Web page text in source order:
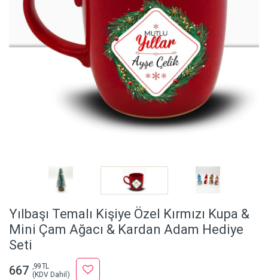
Yılbaşı Temalı Kişiye Özel Kırmızı Kupa &
Mini Çam Ağacı & Kardan Adam Hediye
Seti
667 ,99 TL
(KDV Dahil)